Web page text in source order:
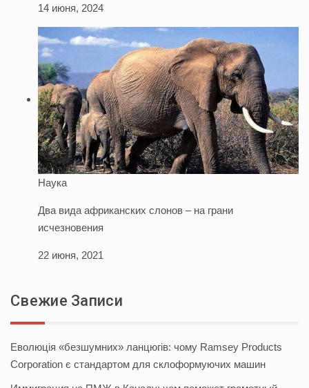
14 июня, 2024
Наука
Два вида африканских слонов – на грани
исчезновения
22 июня, 2021
Свежие Записи
Еволюція «безшумних» ланцюгів: чому Ramsey Products
Corporation є стандартом для склоформуючих машин